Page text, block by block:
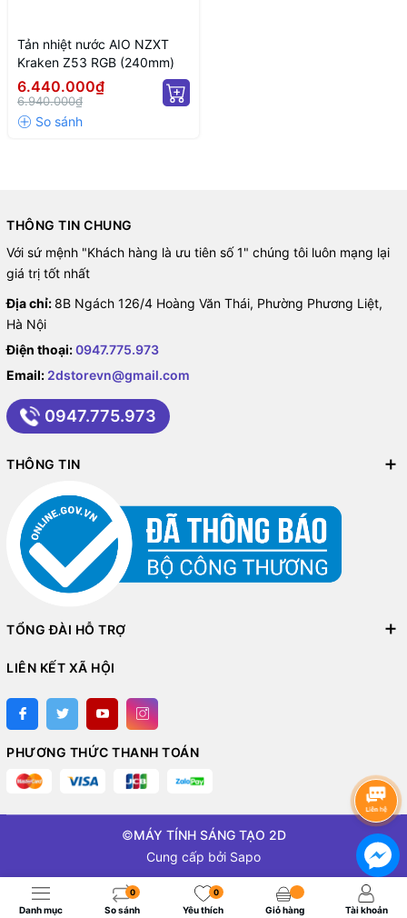
Tản nhiệt nước AIO NZXT
Kraken Z53 RGB (240mm)
6.440.000₫
6.940.000₫
THÔNG TIN CHUNG
Với sứ mệnh "Khách hàng là ưu tiên số 1" chúng tôi luôn mạng lại
giá trị tốt nhất
Địa chỉ: 8B Ngách 126/4 Hoàng Văn Thái, Phường Phương Liệt,
Hà Nội
Điện thoại:0947.775.973
Email: 2dstorevn@gmail.com
0947.775.973
THÔNG TIN
TỔNG ĐÀI HỖ TRỢ
LIÊN KẾT XÃ HỘI
PHƯƠNG THỨC THANH TOÁN
©MÁY TÍNH SÁNG TẠO 2D
Cung cấp bởi Sapo
Danh mục
0
So sánh
0
Yêu thích Giỏ hàng Tài khoản